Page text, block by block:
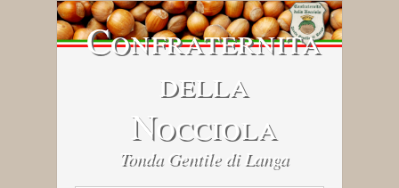
Confraternita
della
Nocciola
Tonda Gentile di Langa